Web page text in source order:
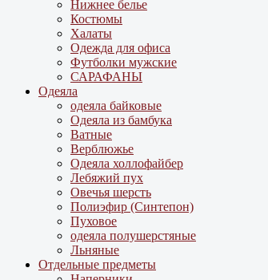
Нижнее белье
Костюмы
Халаты
Одежда для офиса
Футболки мужские
САРАФАНЫ
Одеяла
одеяла байковые
Одеяла из бамбука
Ватные
Верблюжье
Одеяла холлофайбер
Лебяжий пух
Овечья шерсть
Полиэфир (Синтепон)
Пуховое
одеяла полушерстяные
Льняные
Отдельные предметы